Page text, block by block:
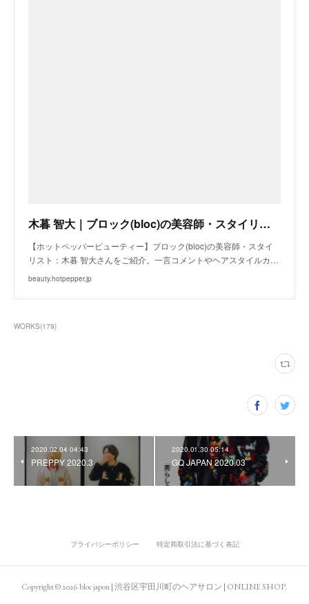
木暮 智大｜ブロック(bloc)の美容師・スタイリスト｜ホットペッパービューティー
【ホットペッパービューティー】ブロック(bloc)の美容師・スタイ
リスト：木暮 智大さんをご紹介。一言コメントやヘアスタイルカ…
beauty.hotpepper.jp
WORKS(179)
2020.02.04 04:43
PREPPY 2020.3
2020.01.30 05:14
GQ JAPAN 2020.03
プライバシーポリシー 特定商取引法に基づく表記
Copyright ©2026bloc japon | 渋谷区宇田川町のヘアサロン | ONLINE SHOP.